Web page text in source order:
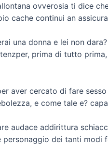
ovverosia ti dice
cache continui an
una donna e lei non
prima di tutto
aver cercato di fare
e come tale e?
audace addirittura
personaggio dei tanti